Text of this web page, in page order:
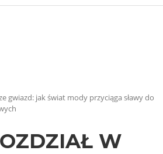
gwiazd: jak świat mody przyciąga sławy do
W